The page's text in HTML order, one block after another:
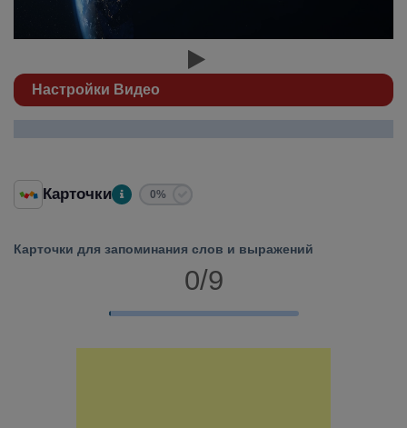
Настройки Видео
Карточки 0%
Карточки для запоминания слов и выражений
0/9